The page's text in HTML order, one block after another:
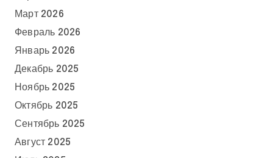
Март 2026
Февраль 2026
Январь 2026
Декабрь 2025
Ноябрь 2025
Октябрь 2025
Сентябрь 2025
Август 2025